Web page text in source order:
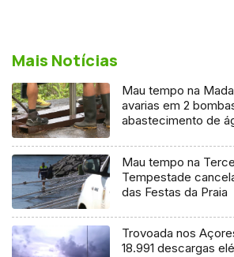
Mais Notícias
Mau tempo na
avarias em 2
abastecimento de
Mau tempo na
Tempestade
das Festas da Praia
Trovoada nos
18.991 descargas